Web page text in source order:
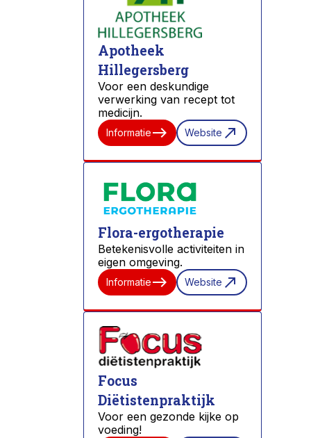
Apotheek
Hillegersberg
Voor een deskundige
verwerking van recept tot
medicijn.
Informatieeast Website north_east
Flora-ergotherapie
Betekenisvolle activiteiten in
eigen omgeving.
Informatieeast Website north_east
Focus
Diëtistenpraktijk
Voor een gezonde kijke op
voeding!